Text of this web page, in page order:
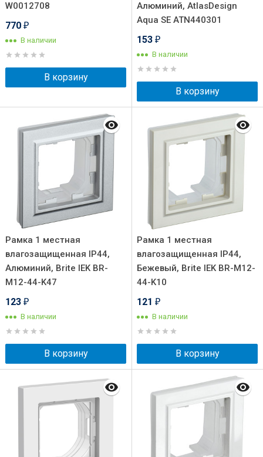
W0012708
770 ₽
В наличии
В корзину
Алюминий, AtlasDesign
Aqua SE ATN440301
153 ₽
В наличии
В корзину
Рамка 1 местная
влагозащищенная IP44,
Алюминий, Brite IEK BR-
M12-44-K47
123 ₽
В наличии
В корзину
Рамка 1 местная
влагозащищенная IP44,
Бежевый, Brite IEK BR-M12-
44-K10
121 ₽
В наличии
В корзину